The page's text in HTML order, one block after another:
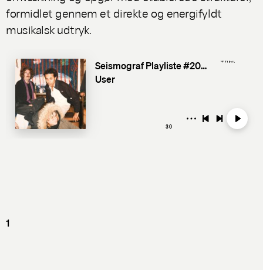
formidlet gennem et direkte og energifyldt
musikalsk udtryk.